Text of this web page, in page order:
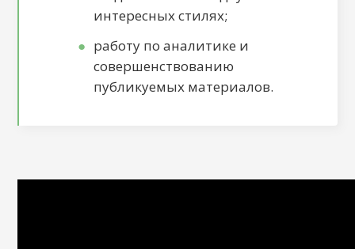
интересных стилях;
работу по аналитике и
совершенствованию
публикуемых материалов.